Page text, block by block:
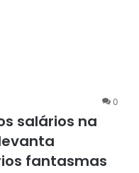
0
salários na
fantasmas